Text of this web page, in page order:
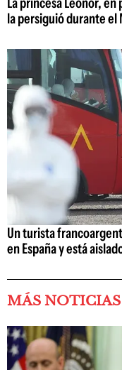
la persiguió durante el
Un turista
en España y está
MÁS